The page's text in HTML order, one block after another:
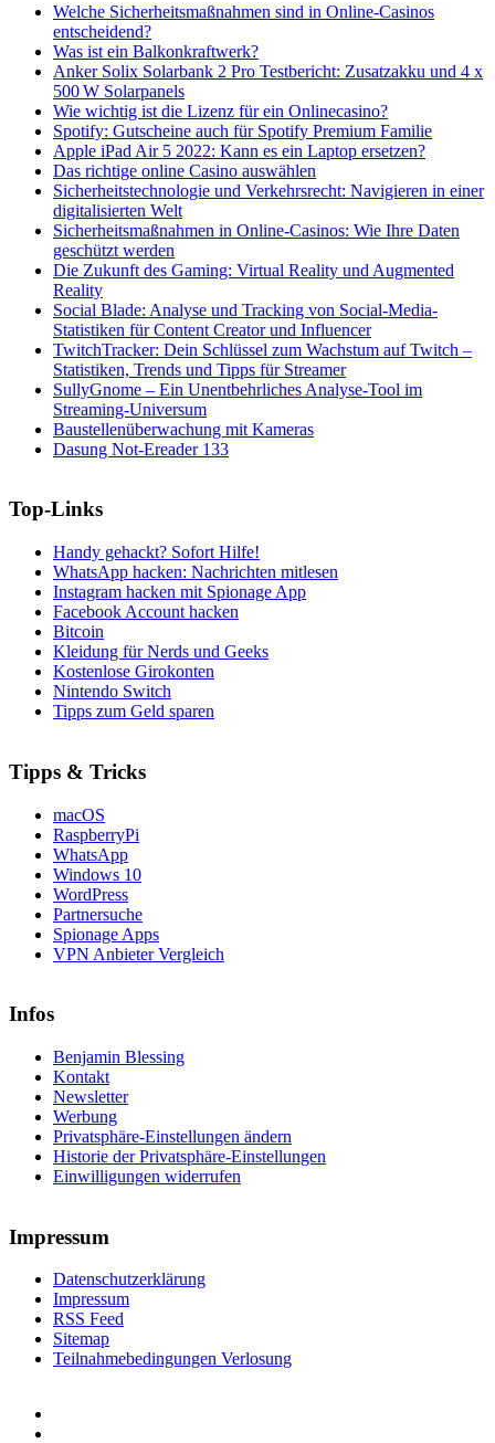
Welche Sicherheitsmaßnahmen sind in Online-Casinos
entscheidend?
Was ist ein Balkonkraftwerk?
Anker Solix Solarbank 2 Pro Testbericht: Zusatzakku und 4 x
500 W Solarpanels
Wie wichtig ist die Lizenz für ein Onlinecasino?
Spotify: Gutscheine auch für Spotify Premium Familie
Apple iPad Air 5 2022: Kann es ein Laptop ersetzen?
Das richtige online Casino auswählen
Sicherheitstechnologie und Verkehrsrecht: Navigieren in einer
digitalisierten Welt
Sicherheitsmaßnahmen in Online-Casinos: Wie Ihre Daten
geschützt werden
Die Zukunft des Gaming: Virtual Reality und Augmented
Reality
Social Blade: Analyse und Tracking von Social-Media-
Statistiken für Content Creator und Influencer
TwitchTracker: Dein Schlüssel zum Wachstum auf Twitch –
Statistiken, Trends und Tipps für Streamer
SullyGnome – Ein Unentbehrliches Analyse-Tool im
Streaming-Universum
Baustellenüberwachung mit Kameras
Dasung Not-Ereader 133
Top-Links
Handy gehackt? Sofort Hilfe!
WhatsApp hacken: Nachrichten mitlesen
Instagram hacken mit Spionage App
Facebook Account hacken
Bitcoin
Kleidung für Nerds und Geeks
Kostenlose Girokonten
Nintendo Switch
Tipps zum Geld sparen
Tipps & Tricks
macOS
RaspberryPi
WhatsApp
Windows 10
WordPress
Partnersuche
Spionage Apps
VPN Anbieter Vergleich
Infos
Benjamin Blessing
Kontakt
Newsletter
Werbung
Privatsphäre-Einstellungen ändern
Historie der Privatsphäre-Einstellungen
Einwilligungen widerrufen
Impressum
Datenschutzerklärung
Impressum
RSS Feed
Sitemap
Teilnahmebedingungen Verlosung